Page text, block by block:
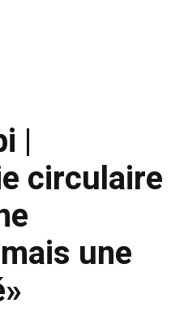
|
circulaire
une